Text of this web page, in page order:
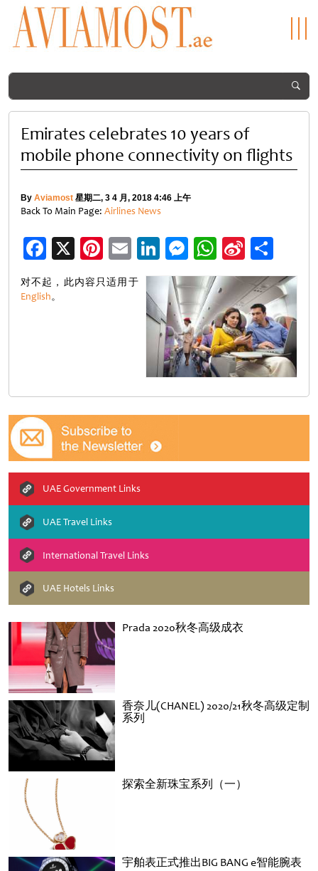
Prada 2020秋冬高级成衣
香奈儿(CHANEL) 2020/21秋冬高级定制
系列
探索全新珠宝系列（一）
宇舶表正式推出BIG BANG e智能腕表
Emirates celebrates 10 years of
mobile phone connectivity on flights
By Aviamost 星期二, 3 4 月, 2018 4:46 上午
Back To Main Page: Airlines News
Facebook
X Pinterest
EmailLinkedIn
Messenger
WhatsApp
Sina
Weibo
享
对不起，此内容只适用于
English。
UAE Government Links
UAE Travel Links
International Travel Links
UAE Hotels Links